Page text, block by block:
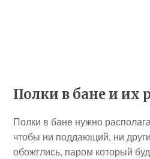
Полки в бане и их
Полки в бане нужно
чтобы ни поддающий, ни
обожглись, паром который